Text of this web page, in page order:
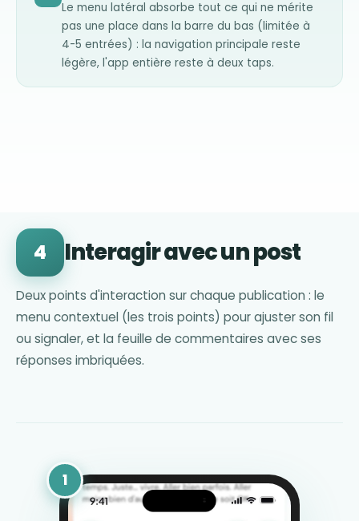
Le menu latéral absorbe tout ce qui ne mérite
pas une place dans la barre du bas (limitée à
4-5 entrées) : la navigation principale reste
légère, l'app entière reste à deux taps.
4 Interagir avec un post
Deux points d'interaction sur chaque publication : le
menu contextuel (les trois points) pour ajuster son fil
ou signaler, et la feuille de commentaires avec ses
réponses imbriquées.
1